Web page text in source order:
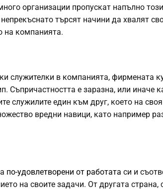
организации пропускат напълно
търсят начини да хвалят
на компанията.
служителки в компанията, фирмената
Съпричастността е заразна, или иначе
служилите един към друг, което на
вредни навици, като например
по-удовлетворени от работата си и
на своите задачи. От другата страна,